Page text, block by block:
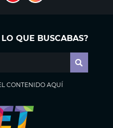
QUE BUSCABAS?
CONTENIDO AQUÍ